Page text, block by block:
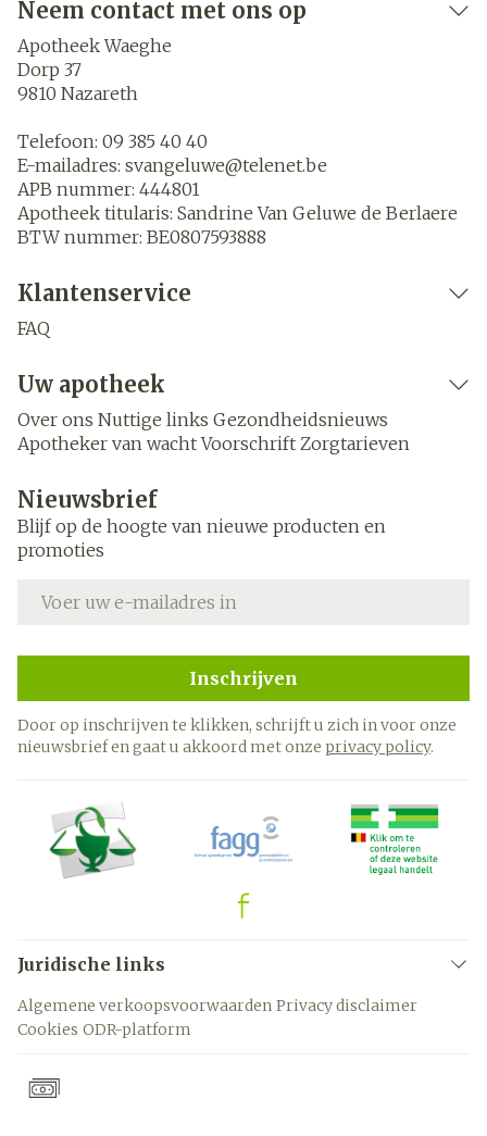
Neem contact met ons op
Apotheek Waeghe
Dorp 37
9810 Nazareth
Telefoon: 09 385 40 40
E-mailadres: svangeluwe@telenet.be
APB nummer: 444801
Apotheek titularis: Sandrine Van Geluwe de Berlaere
BTW nummer: BE0807593888
Klantenservice
FAQ
Uw apotheek
Over ons Nuttige links Gezondheidsnieuws
Apotheker van wacht Voorschrift Zorgtarieven
Nieuwsbrief
Blijf op de hoogte van nieuwe producten en
promoties
Inschrijven
Door op inschrijven te klikken, schrijft u zich in voor onze
nieuwsbrief en gaat u akkoord met onze privacy policy.
Juridische links
Algemene verkoopsvoorwaarden Privacy disclaimer
Cookies ODR-platform